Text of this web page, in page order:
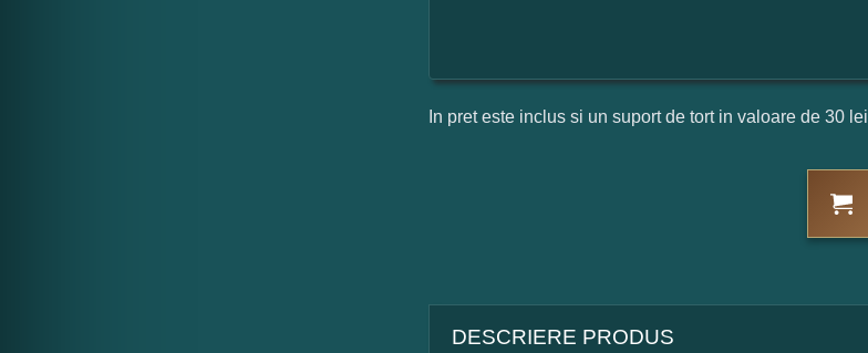
In pret este inclus si un suport de tort in valoare de 30 lei
DESCRIERE PRODUS